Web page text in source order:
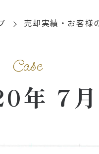
売却実績・お客様
Case
年 7月